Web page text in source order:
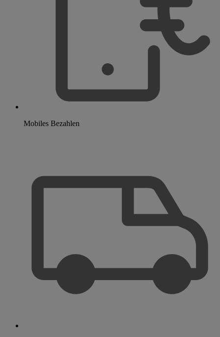
Mobiles Bezahlen